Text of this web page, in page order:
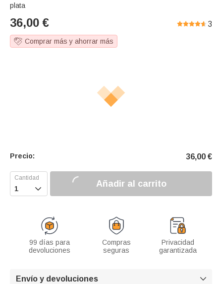
plata
36,00 € 3
Comprar más y ahorrar más
Precio: 36,00 €
 Añadir al carrito
99 días para
devoluciones
Compras
seguras
Privacidad
garantizada
Envío y devoluciones 